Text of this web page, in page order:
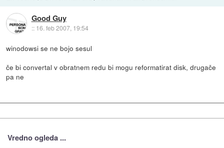
Good Guy
:: 16. feb 2007, 19:54
winodowsi se ne bojo sesul
če bi convertal v obratnem redu bi mogu reformatirat disk, drugače
pa ne
Vredno ogleda ...